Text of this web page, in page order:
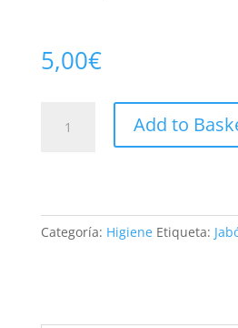
5,00€
cantidad
Add to
Categoría: Higiene Etiqueta: